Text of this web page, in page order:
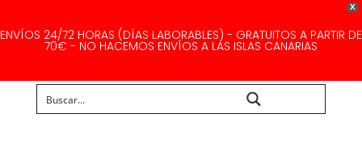
X
ENVÍOS 24/72 HORAS (DÍAS LABORABLES) - GRATUITOS A PARTIR DE
70€ - NO HACEMOS ENVÍOS A LAS ISLAS CANARIAS